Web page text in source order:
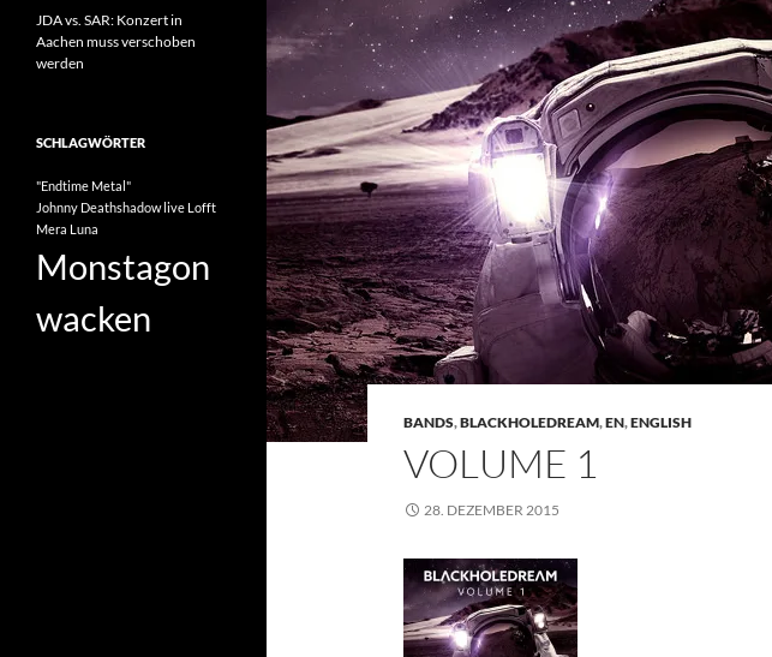
BANDS,BLACKHOLEDREAM,EN,ENGLISH
VOLUME 1
28. DEZEMBER 2015
JDA vs. SAR: Konzert in
Aachen muss verschoben
werden
SCHLAGWÖRTER
"Endtime Metal"
Johnny Deathshadowlive Lofft
Mera Luna
Monstagon
wacken